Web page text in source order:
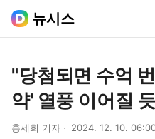
뉴시스
"당첨되면 수억
약' 열풍 이어질
홍세희 기자 2024. 12. 10.